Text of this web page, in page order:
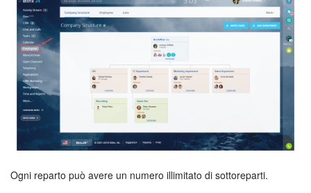
CRM
Prenotazione online
Contact Center
Sales Center
Analisi CRM
Ogni reparto può avere un numero illimitato di sottoreparti.